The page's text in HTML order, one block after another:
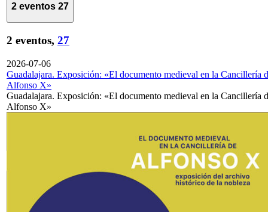
2 eventos 27
2 eventos, 27
2026-07-06
Guadalajara. Exposición: «El documento medieval en la Cancillería
Alfonso X»
Guadalajara. Exposición: «El documento medieval en la Cancillería
Alfonso X»